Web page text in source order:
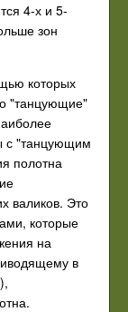
4-х и 5-
зон
которых
"танцующие"
с "танцующим
полотна
валиков. Это
которые
на
в